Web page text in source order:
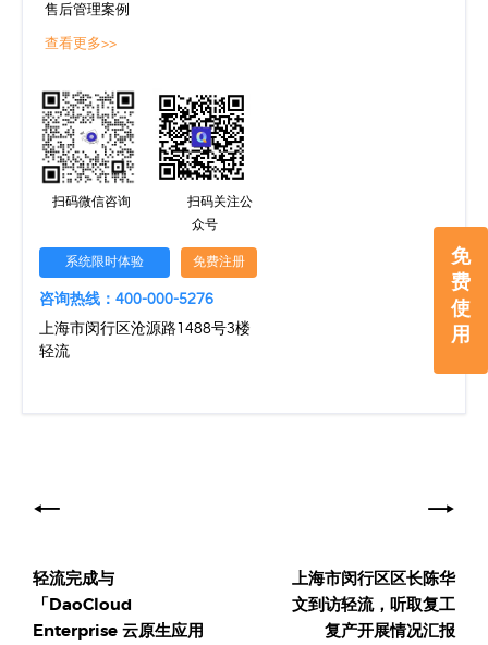
免
费
使
用
售后管理案例
查看更多>>
扫码微信咨询
扫码关注公
众号
系统限时体验 免费注册
咨询热线：400-000-5276
上海市闵行区沧源路1488号3楼
轻流
章
导轻流完成与
「DaoCloud
Enterprise 云原生应用
上海市闵行区区长陈华
文到访轻流，听取复工
复产开展情况汇报